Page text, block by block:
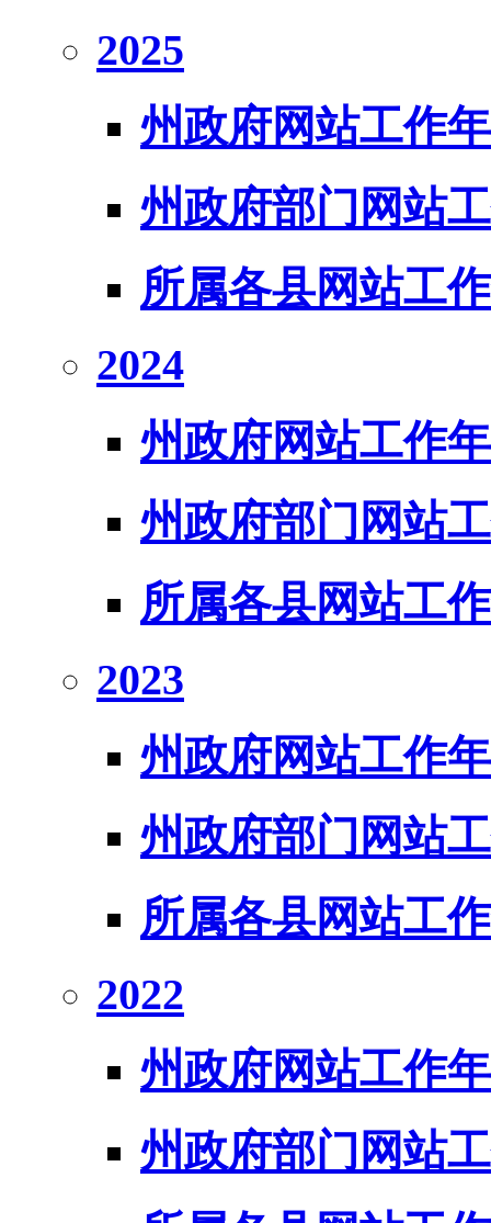
2025
州政府网站工作
州政府部门网站
所属各县网站工
2024
州政府网站工作
州政府部门网站
所属各县网站工
2023
州政府网站工作
州政府部门网站
所属各县网站工
2022
州政府网站工作
州政府部门网站